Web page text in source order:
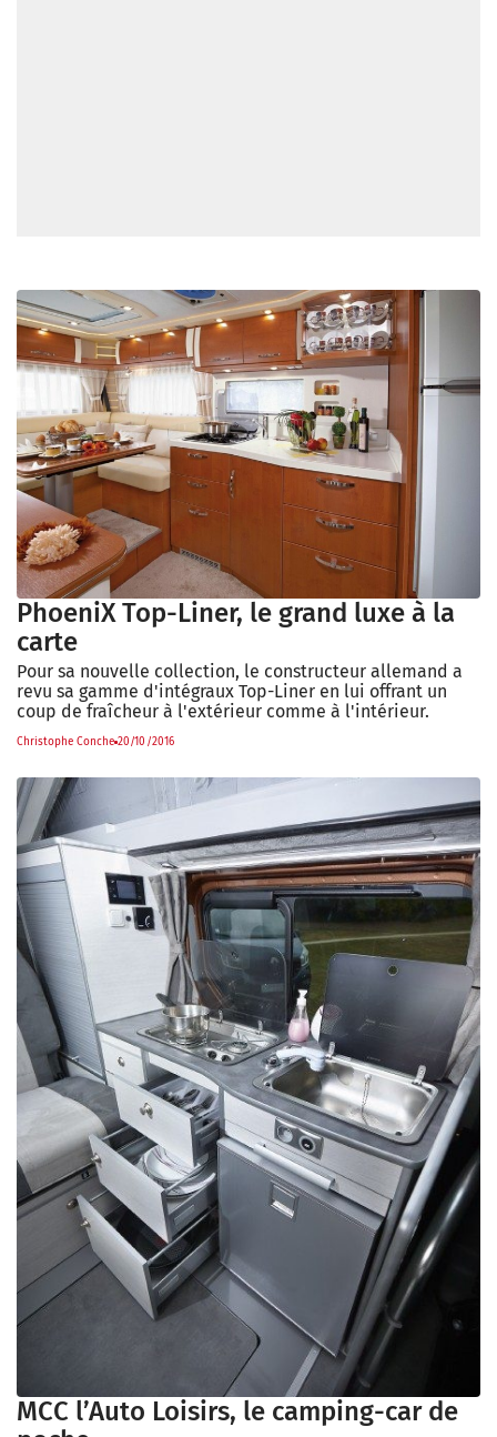
PhoeniX Top-Liner, le grand luxe à la
carte
Pour sa nouvelle collection, le constructeur allemand a
revu sa gamme d'intégraux Top-Liner en lui offrant un
coup de fraîcheur à l'extérieur comme à l'intérieur.
Christophe Conche 20/10/2016
MCC l’Auto Loisirs, le camping-car de